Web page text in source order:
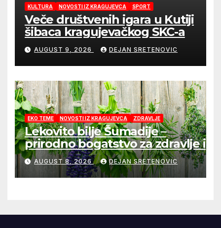
KULTURA NOVOSTI IZ KRAGUJEVCA SPORT
Veče društvenih igara u Kutiji
šibaca kragujevačkog SKC-a
AUGUST 9, 2026 DEJAN SRETENOVIC
EKO TEME NOVOSTI IZ KRAGUJEVCA ZDRAVLJE
Lekovito bilje Šumadije –
prirodno bogatstvo za zdravlje i
domaće čajeve
AUGUST 8, 2026 DEJAN SRETENOVIC